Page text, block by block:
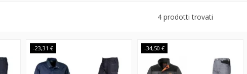
4 prodotti trovati
-23,31 € -34,50 €